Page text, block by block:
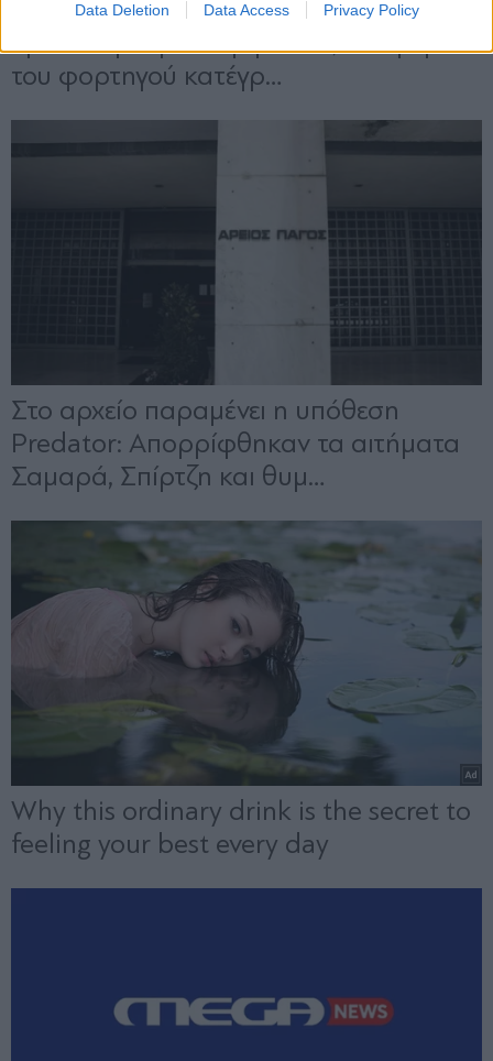
Data Deletion Data Access Privacy Policy